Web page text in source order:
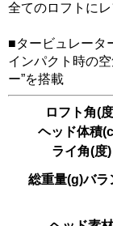
全てのロフトにレ
■タービュレータ
インパクト時の
ー”を搭載
ロフト角(
ヘッド体積
ライ角(度)
総重量(g)バラ